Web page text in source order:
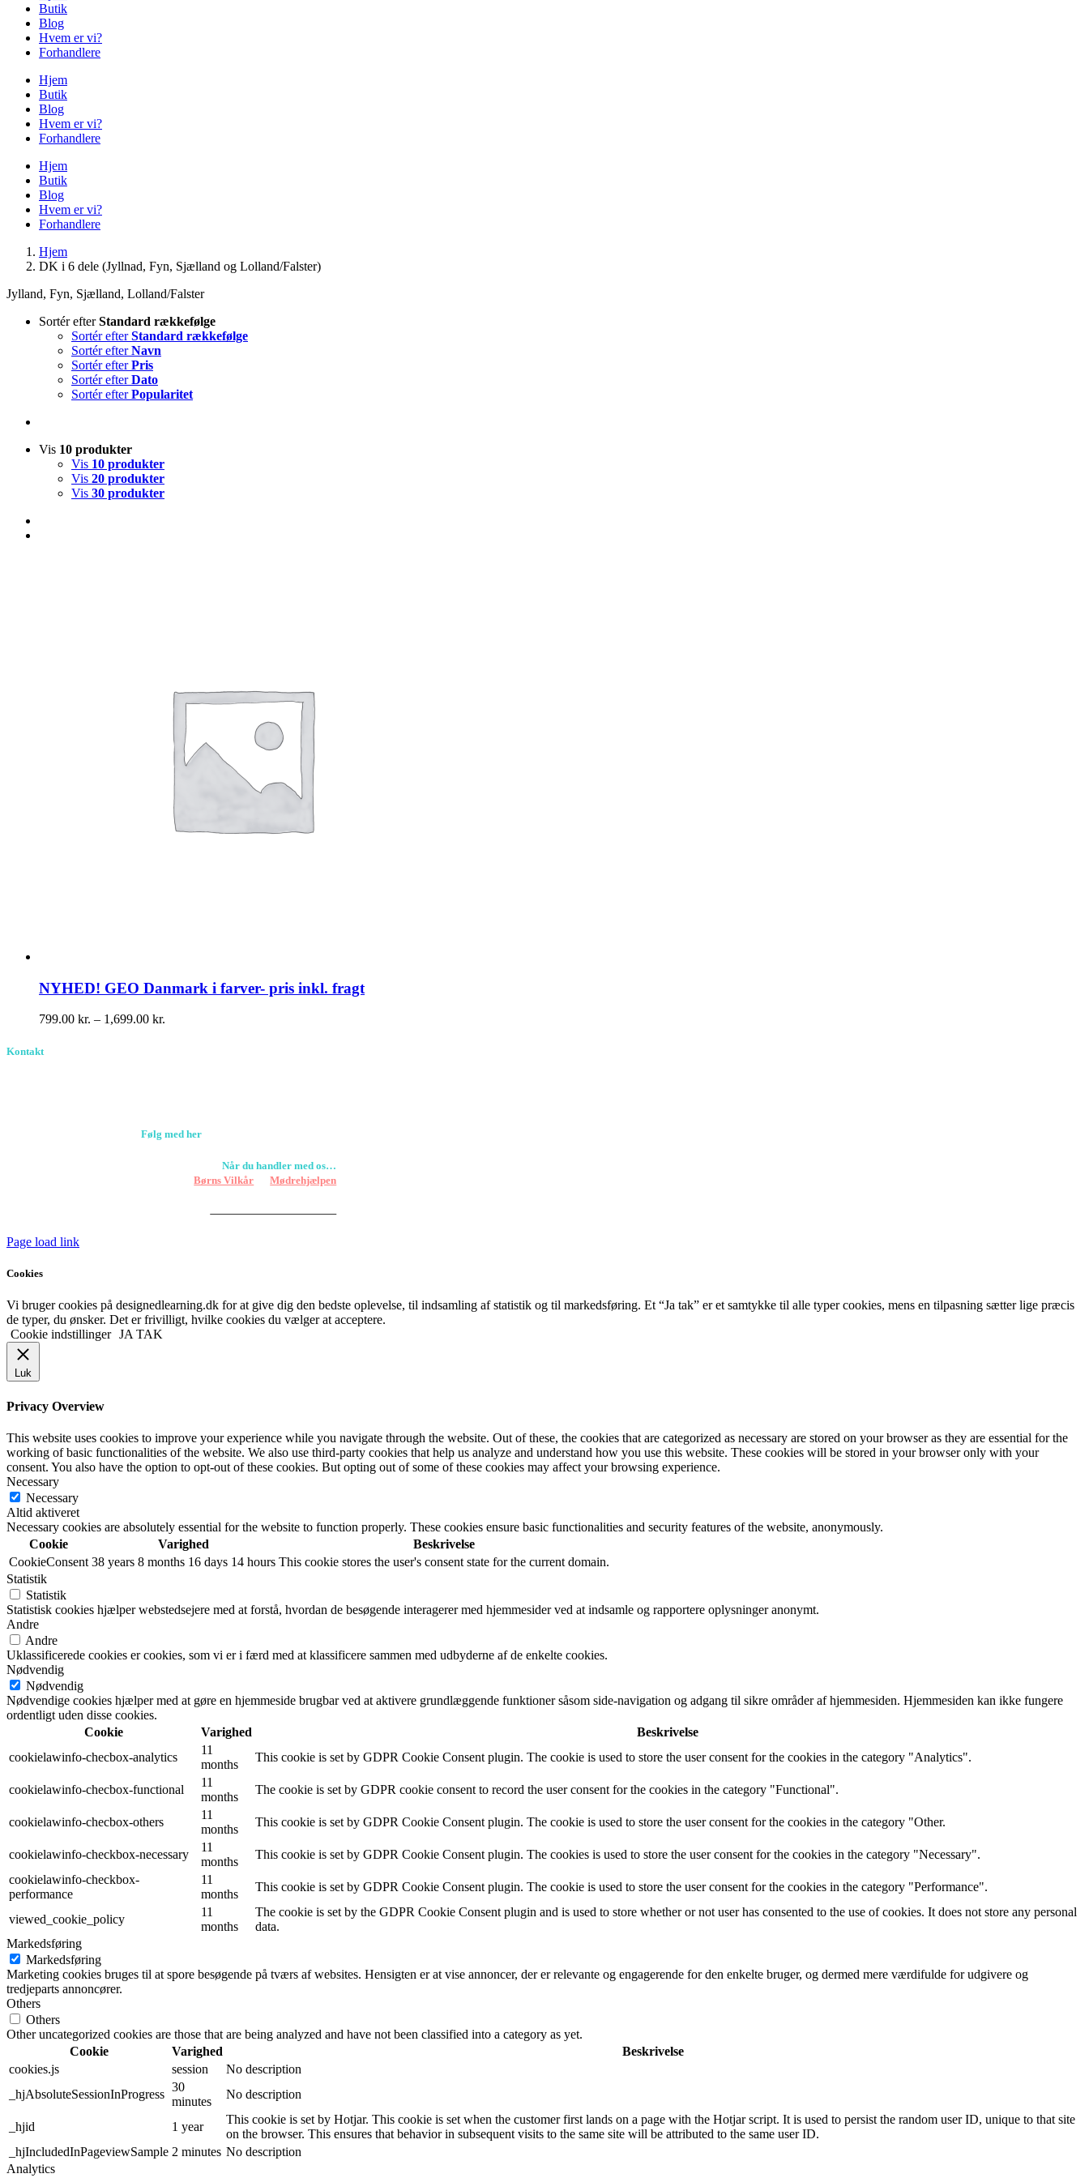
Butik
Blog
Hvem er vi?
Forhandlere
Hjem
Butik
Blog
Hvem er vi?
Forhandlere
Hjem
Butik
Blog
Hvem er vi?
Forhandlere
Hjem
DK i 6 dele (Jyllnad, Fyn, Sjælland og Lolland/Falster)
Jylland, Fyn, Sjælland, Lolland/Falster
Sortér efterStandard rækkefølge
Sortér efterStandard rækkefølge
Sortér efterNavn
Sortér efterPris
Sortér efterDato
Sortér efterPopularitet
Vis 10 produkter
Vis 10 produkter
Vis 20 produkter
Vis 30 produkter
NYHED! GEO Danmark i farver- pris inkl. fragt
799.00 kr. – 1,699.00 kr.
Kontakt
Følg med her
Når du handler med os…
Støtter viBørns Vilkår ogMødrehjælpen
Page load link
Cookies
Vi bruger cookies på designedlearning.dk for at give dig den bedste oplevelse, til indsamling af statistik og til markedsføring. Et “Ja tak” er et samtykke til alle typer cookies, mens en tilpasning sætter lige præcis
de typer, du ønsker. Det er frivilligt, hvilke cookies du vælger at acceptere.
Cookie indstillinger JA TAK
Luk
Privacy Overview
This website uses cookies to improve your experience while you navigate through the website. Out of these, the cookies that are categorized as necessary are stored on your browser as they are essential for the
working of basic functionalities of the website. We also use third-party cookies that help us analyze and understand how you use this website. These cookies will be stored in your browser only with your
consent. You also have the option to opt-out of these cookies. But opting out of some of these cookies may affect your browsing experience.
Necessary
Necessary
Altid aktiveret
Necessary cookies are absolutely essential for the website to function properly. These cookies ensure basic functionalities and security features of the website, anonymously.
Cookie
Varighed
Beskrivelse
CookieConsent 38 years 8 months 16 days 14 hours This cookie stores the user's consent state for the current domain.
Statistik
Statistik
Statistisk cookies hjælper webstedsejere med at forstå, hvordan de besøgende interagerer med hjemmesider ved at indsamle og rapportere oplysninger anonymt.
Andre
Andre
Uklassificerede cookies er cookies, som vi er i færd med at klassificere sammen med udbyderne af de enkelte cookies.
Nødvendig
Nødvendig
Nødvendige cookies hjælper med at gøre en hjemmeside brugbar ved at aktivere grundlæggende funktioner såsom side-navigation og adgang til sikre områder af hjemmesiden. Hjemmesiden kan ikke fungere
ordentligt uden disse cookies.
Cookie
Varighed
Beskrivelse
cookielawinfo-checbox-analytics
11
months
This cookie is set by GDPR Cookie Consent plugin. The cookie is used to store the user consent for the cookies in the category "Analytics".
cookielawinfo-checbox-functional
11
months
The cookie is set by GDPR cookie consent to record the user consent for the cookies in the category "Functional".
cookielawinfo-checbox-others
11
months
This cookie is set by GDPR Cookie Consent plugin. The cookie is used to store the user consent for the cookies in the category "Other.
cookielawinfo-checkbox-necessary
11
months
This cookie is set by GDPR Cookie Consent plugin. The cookies is used to store the user consent for the cookies in the category "Necessary".
cookielawinfo-checkbox-
performance
11
months
This cookie is set by GDPR Cookie Consent plugin. The cookie is used to store the user consent for the cookies in the category "Performance".
viewed_cookie_policy
11
months
The cookie is set by the GDPR Cookie Consent plugin and is used to store whether or not user has consented to the use of cookies. It does not store any personal
data.
Markedsføring
Markedsføring
Marketing cookies bruges til at spore besøgende på tværs af websites. Hensigten er at vise annoncer, der er relevante og engagerende for den enkelte bruger, og dermed mere værdifulde for udgivere og
tredjeparts annoncører.
Others
Others
Other uncategorized cookies are those that are being analyzed and have not been classified into a category as yet.
Cookie
Varighed
Beskrivelse
cookies.js
session
No description
_hjAbsoluteSessionInProgress
30
minutes
No description
_hjid 1 year
This cookie is set by Hotjar. This cookie is set when the customer first lands on a page with the Hotjar script. It is used to persist the random user ID, unique to that site
on the browser. This ensures that behavior in subsequent visits to the same site will be attributed to the same user ID.
_hjIncludedInPageviewSample 2 minutes No description
Analytics